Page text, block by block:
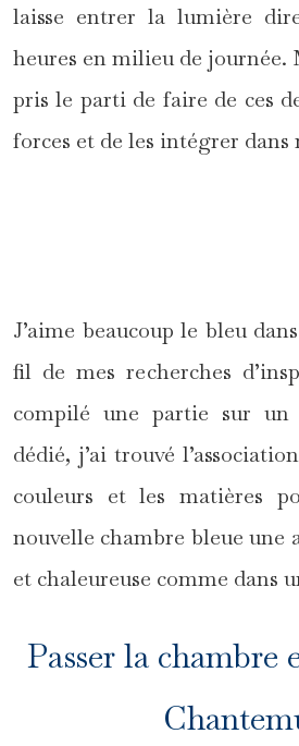
laisse entrer la lumière
heures en milieu de journée.
pris le parti de faire de ces
forces et de les intégrer
J’aime beaucoup le bleu
fil de mes recherches
compilé une partie sur un
dédié, j’ai trouvé
couleurs et les matières
nouvelle chambre bleue une
et chaleureuse comme dans
Passer la chambre